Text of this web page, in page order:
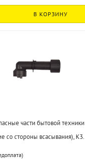
В КОРЗИНУ
части бытовой техники
со стороны всасывания), K3.